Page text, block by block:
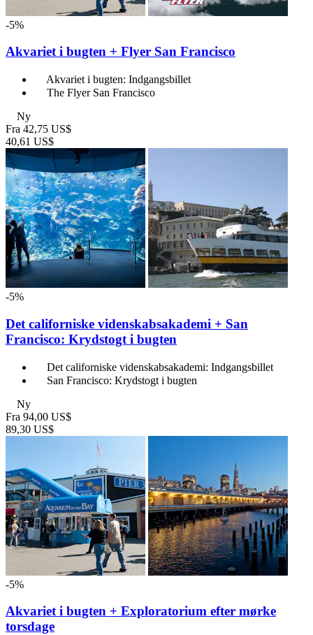
-5%
Akvariet i bugten + Flyer San Francisco
Akvariet i bugten: Indgangsbillet
The Flyer San Francisco
Ny
Fra 42,75 US$
40,61 US$
-5%
Det californiske videnskabsakademi + San
Francisco: Krydstogt i bugten
Det californiske videnskabsakademi: Indgangsbillet
San Francisco: Krydstogt i bugten
Ny
Fra 94,00 US$
89,30 US$
-5%
Akvariet i bugten + Exploratorium efter mørke
torsdage